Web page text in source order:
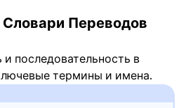
Переводов
последовательность в
термины и имена.